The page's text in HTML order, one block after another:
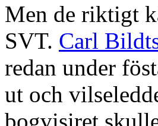
Men de riktigt
SVT. Carl
redan under
ut och
bogvisiret